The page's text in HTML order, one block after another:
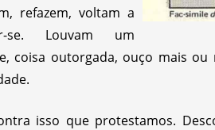
refazem, voltam a
se. Louvam um
coisa outorgada, ouço mais
isso que protestamos.